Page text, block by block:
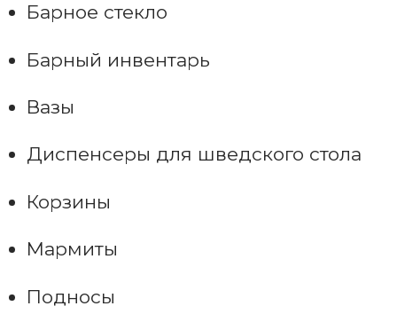
Барное стекло
Барный инвентарь
Вазы
Диспенсеры для шведского стола
Корзины
Мармиты
Подносы